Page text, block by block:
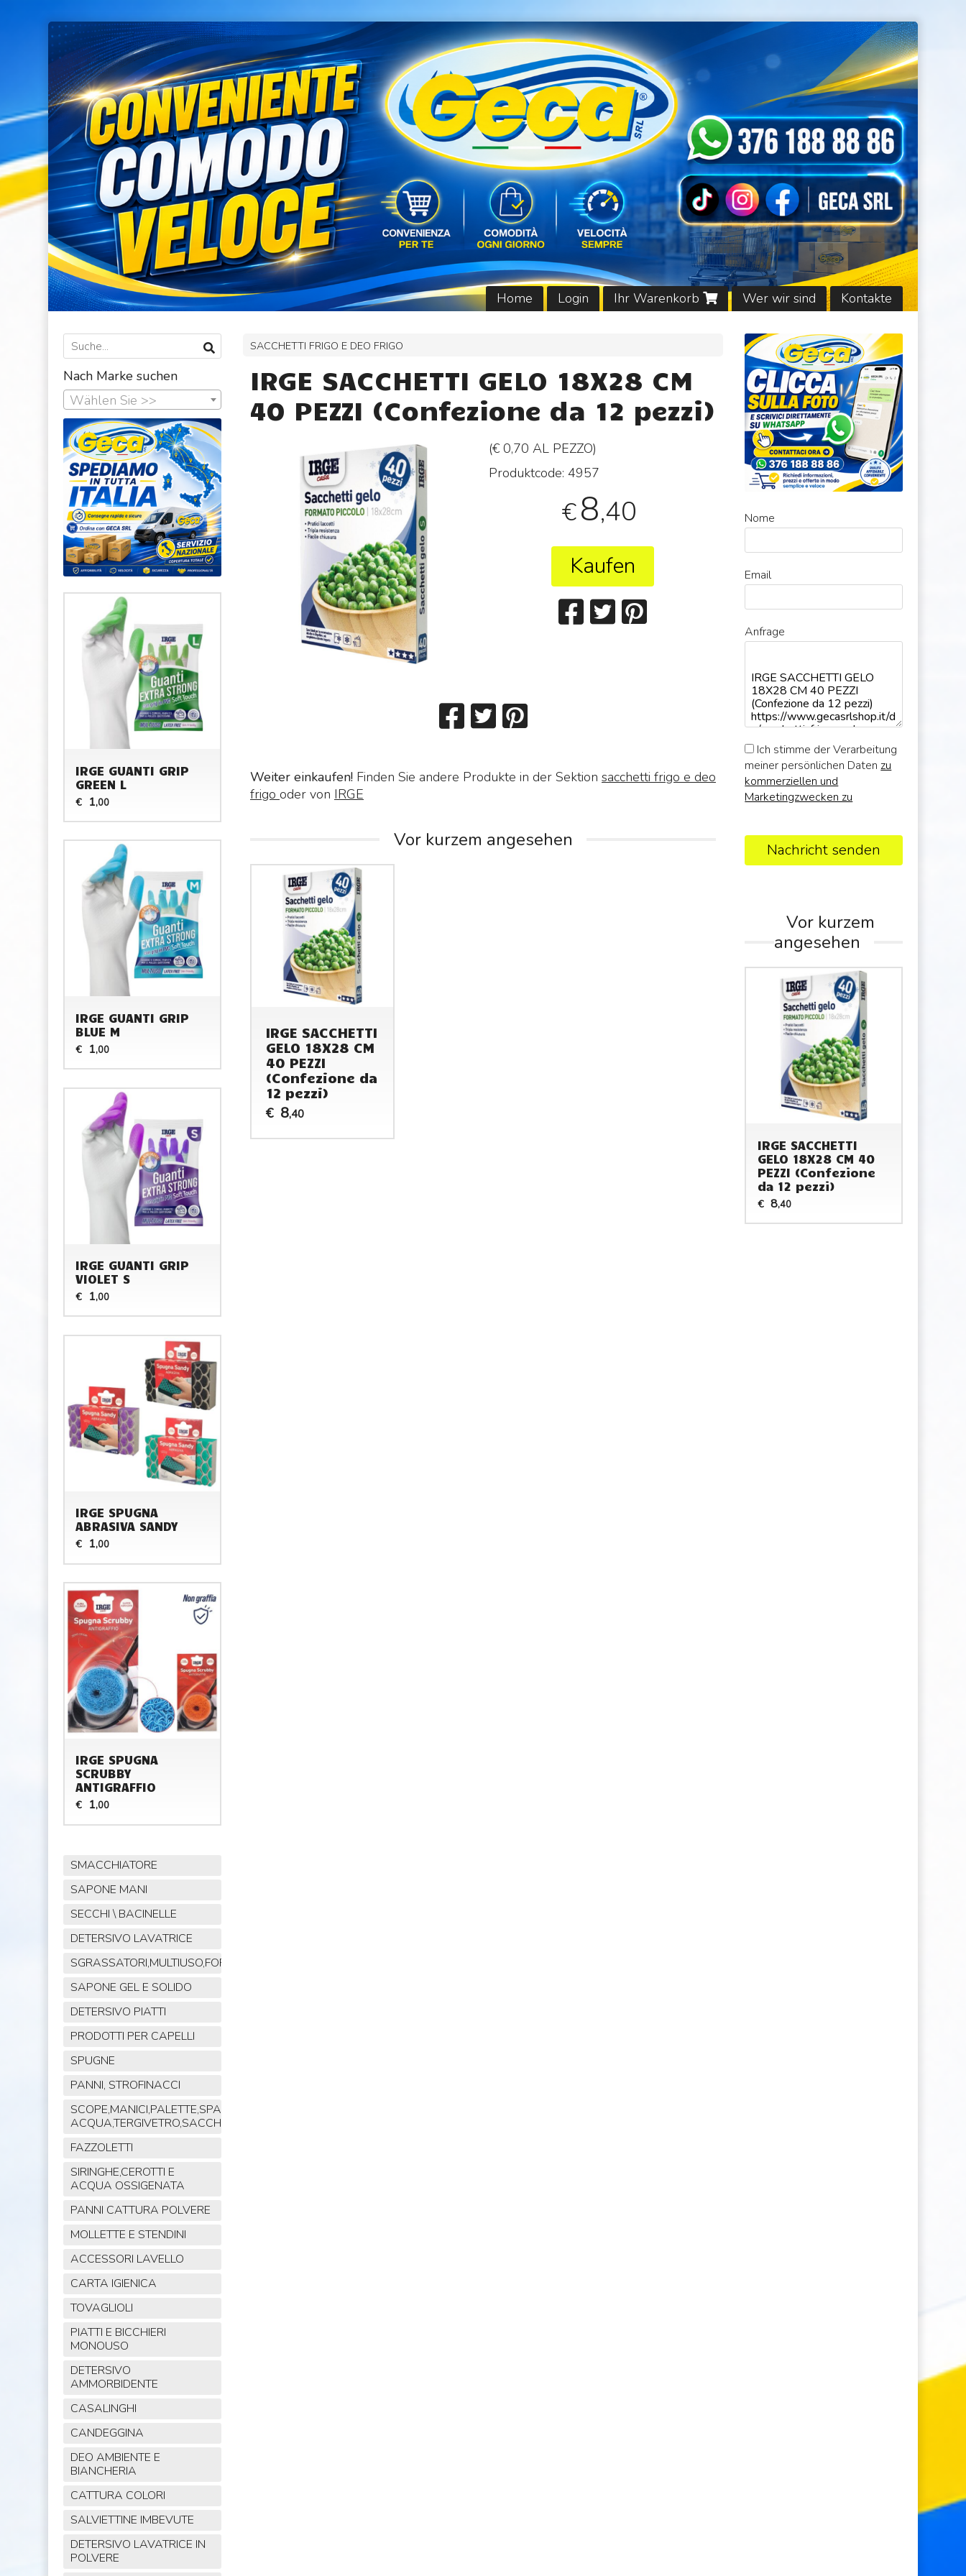
Home Login Ihr Warenkorb Wer wir sind Kontakte
SACCHETTI FRIGO E DEO FRIGO
IRGE SACCHETTI GELO 18X28 CM
40 PEZZI (Confezione da 12 pezzi)
(€ 0,70 AL PEZZO)
Produktcode:4957
€8,40
Kaufen
Weiter einkaufen!Finden Sie andere Produkte in der Sektion sacchetti frigo e deo
frigo oder von IRGE
Vor kurzem angesehen
IRGE SACCHETTI
GELO 18X28 CM
40 PEZZI
(Confezione da
12 pezzi)
€ 8,40
Nach Marke suchen
Wählen Sie >>
IRGE GUANTI GRIP
GREEN L
€ 1,00
IRGE GUANTI GRIP
BLUE M
€ 1,00
IRGE GUANTI GRIP
VIOLET S
€ 1,00
IRGE SPUGNA
ABRASIVA SANDY
€ 1,00
IRGE SPUGNA
SCRUBBY
ANTIGRAFFIO
€ 1,00
SMACCHIATORE
SAPONE MANI
SECCHI \ BACINELLE
DETERSIVO LAVATRICE
SGRASSATORI,MULTIUSO,FORNO,POLVERE,VETRI,AMMONIACA
SAPONE GEL E SOLIDO
DETERSIVO PIATTI
PRODOTTI PER CAPELLI
SPUGNE
PANNI, STROFINACCI
SCOPE,MANICI,PALETTE,SPAZZOLE,TIRA
ACQUA,TERGIVETRO,SACCHI,MOP
FAZZOLETTI
SIRINGHE,CEROTTI E
ACQUA OSSIGENATA
PANNI CATTURA POLVERE
MOLLETTE E STENDINI
ACCESSORI LAVELLO
CARTA IGIENICA
TOVAGLIOLI
PIATTI E BICCHIERI
MONOUSO
DETERSIVO
AMMORBIDENTE
CASALINGHI
CANDEGGINA
DEO AMBIENTE E
BIANCHERIA
CATTURA COLORI
SALVIETTINE IMBEVUTE
DETERSIVO LAVATRICE IN
POLVERE
Nome
Email
Anfrage
Ich stimme der Verarbeitung
meiner persönlichen Daten zu
kommerziellen und
Marketingzwecken zu
Nachricht senden
Vor kurzem
angesehen
IRGE SACCHETTI
GELO 18X28 CM 40
PEZZI (Confezione
da 12 pezzi)
€ 8,40